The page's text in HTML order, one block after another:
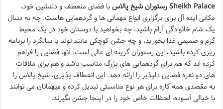
رستوران شیخ پالاس Sheikh Palace
با فضای منعطف و دلنشین خود،
مکانی ایده آل برای برگزاری انواع مهمانی ها و گردهمایی هاست. چه به دنبال
یک شام خانوادگی آرام باشید، چه بخواهید با دوستان خود در یک محیط
گرم و صمیمی غذا بخورید، و چه جشن کوچکی مانند تولد یا سالگرد را برنامه
ریزی کرده باشید، این رستوران گزینه ای عالی است. آنها فضایی را فراهم
کرده اند که هم برای گردهمایی های بزرگ مناسب باشد و هم برای ملاقات
های دو نفره فضایی دلپذیر را ارائه دهد. این انعطاف پذیری، شیخ پالاس را
به مقصدی همه کاره برای هر نوع مناسبتی تبدیل کرده و میهمانان می توانند
با خیالی آسوده، لحظات خاص خود را در اینجا جشن بگیرند.